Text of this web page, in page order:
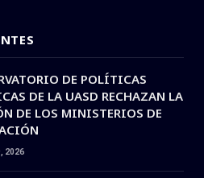
DE POLÍTICAS
DE LA UASD RECHAZAN LA
DE LOS MINISTERIOS DE
2026